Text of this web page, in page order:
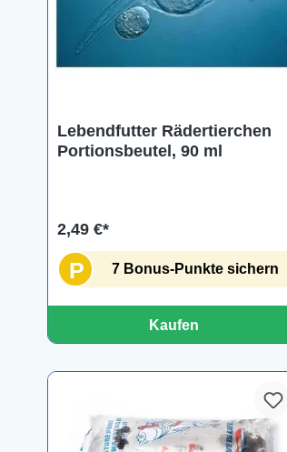
Lebendfutter Rädertierchen
Portionsbeutel, 90 ml
2,49 €*
P 7 Bonus-Punkte sichern
Kaufen